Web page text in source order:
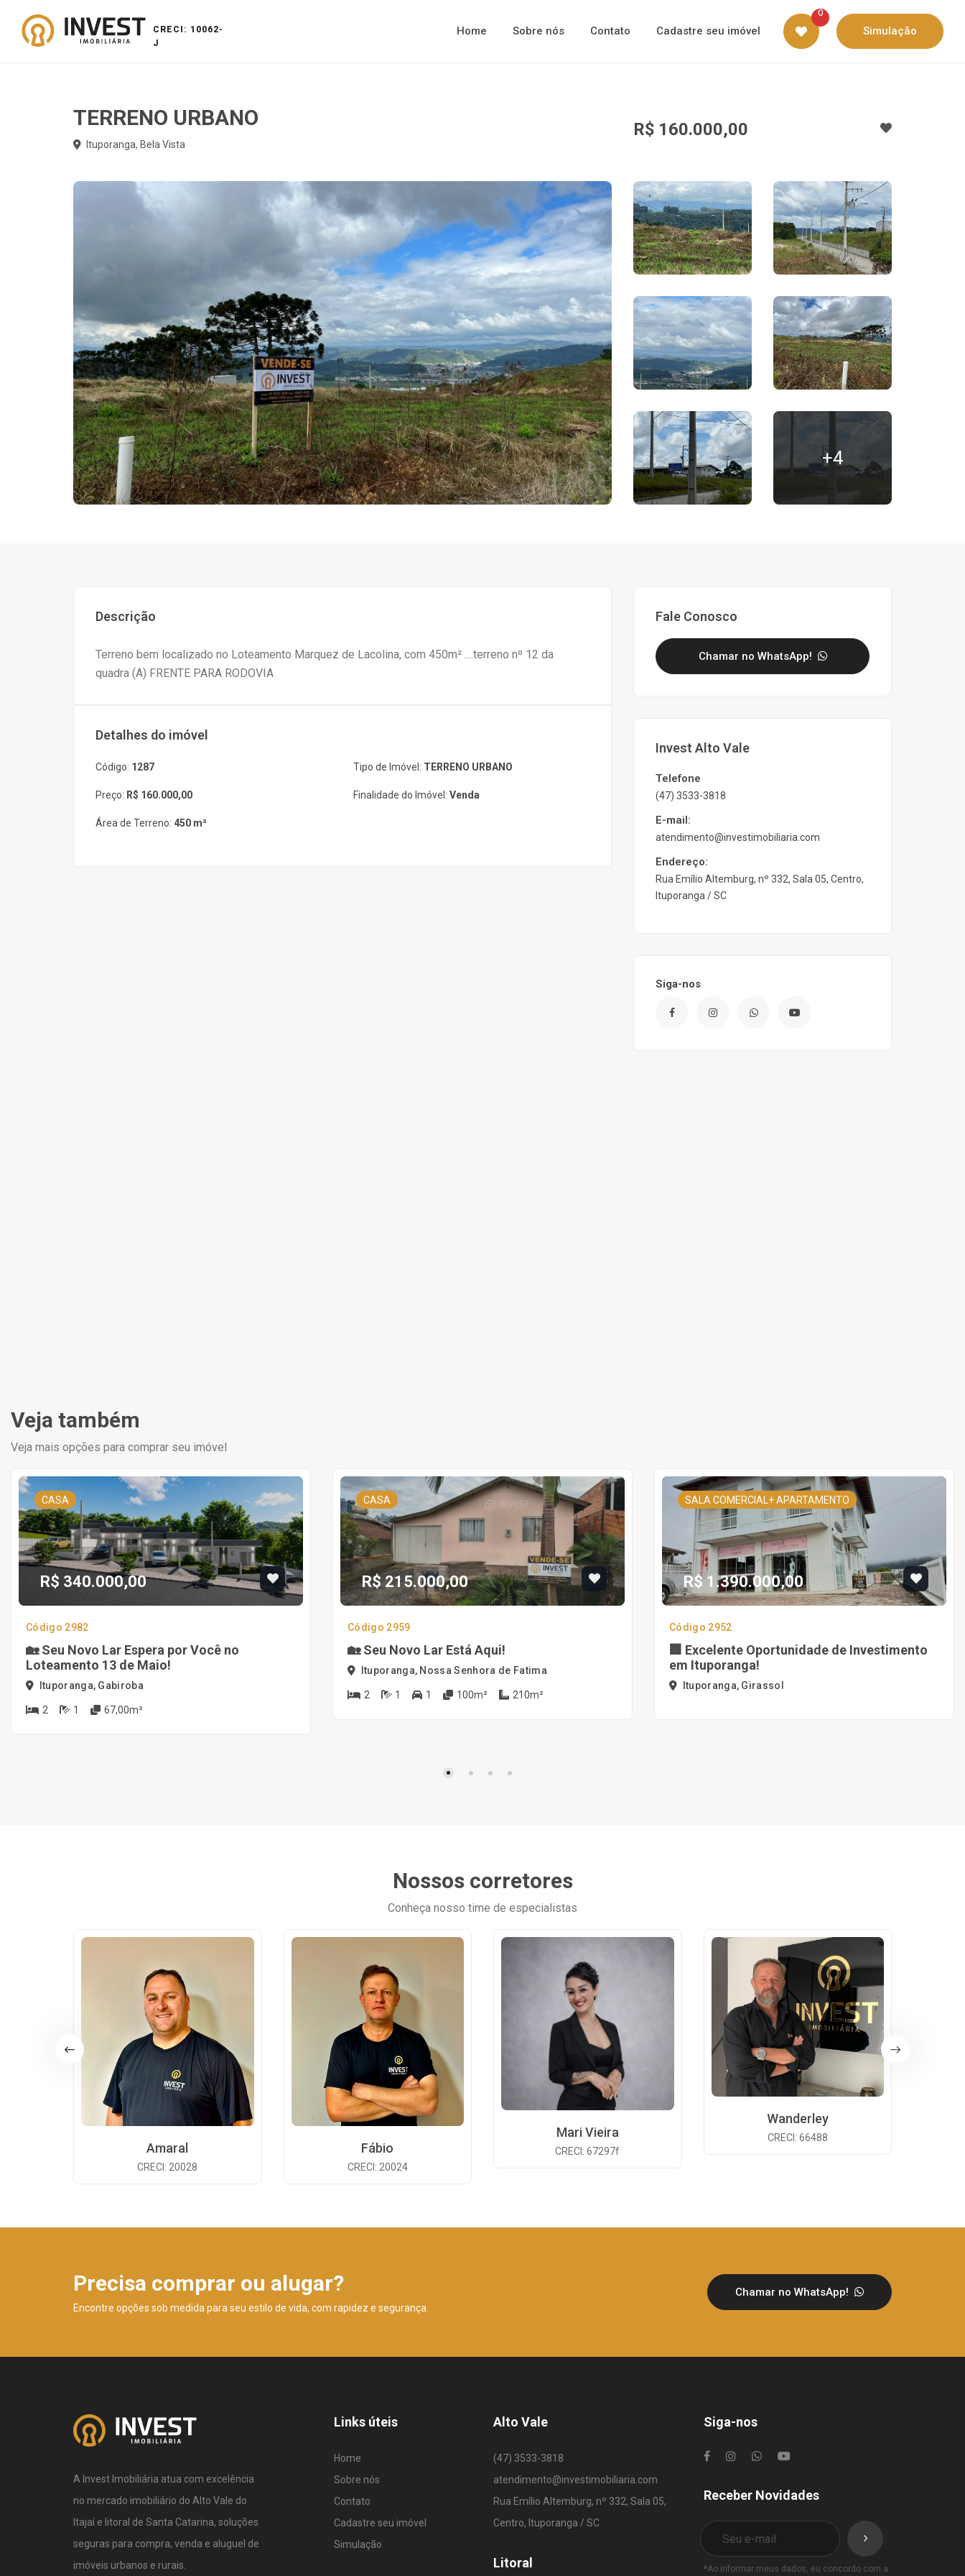
CRECI: 10062-
J
Home Sobre nós Contato Cadastre seu imóvel
0
Simulação
TERRENO URBANO
Ituporanga, Bela Vista
R$ 160.000,00
+4
Descrição
Terreno bem localizado no Loteamento Marquez de Lacolina, com 450m² ....terreno nº 12 da
quadra (A) FRENTE PARA RODOVIA
Detalhes do imóvel
Código: 1287
Preço: R$ 160.000,00
Área de Terreno: 450 m²
Tipo de Imóvel: TERRENO URBANO
Finalidade do Imóvel: Venda
Fale Conosco
Chamar no WhatsApp!
Invest Alto Vale
Telefone
(47) 3533-3818
E-mail:
atendimento@investimobiliaria.com
Endereço:
Rua Emílio Altemburg, nº 332, Sala 05, Centro,
Ituporanga / SC
Siga-nos
Veja também
Veja mais opções para comprar seu imóvel
CASA
R$ 340.000,00
Código 2982
🏡 Seu Novo Lar Espera por Você no
Loteamento 13 de Maio!
Ituporanga, Gabiroba
2 1 67,00m²
CASA
R$ 215.000,00
Código 2959
🏡 Seu Novo Lar Está Aqui!
Ituporanga, Nossa Senhora de Fatima
2 1 1 100m² 210m²
SALA COMERCIAL+ APARTAMENTO
R$ 1.390.000,00
Código 2952
🏢 Excelente Oportunidade de Investimento
em Ituporanga!
Ituporanga, Girassol
Nossos corretores
Conheça nosso time de especialistas
Amaral
CRECI: 20028
Fábio
CRECI: 20024
Mari Vieira
CRECI: 67297f
Wanderley
CRECI: 66488
Precisa comprar ou alugar?
Encontre opções sob medida para seu estilo de vida, com rapidez e segurança.
Chamar no WhatsApp!
A Invest Imobiliária atua com excelência
no mercado imobiliário do Alto Vale do
Itajaí e litoral de Santa Catarina, soluções
seguras para compra, venda e aluguel de
imóveis urbanos e rurais.
Links úteis
Home
Sobre nós
Contato
Cadastre seu imóvel
Simulação
Alto Vale
(47) 3533-3818
atendimento@investimobiliaria.com
Rua Emílio Altemburg, nº 332, Sala 05,
Centro, Ituporanga / SC
Litoral
Siga-nos
Receber Novidades
*Ao informar meus dados, eu concordo com a